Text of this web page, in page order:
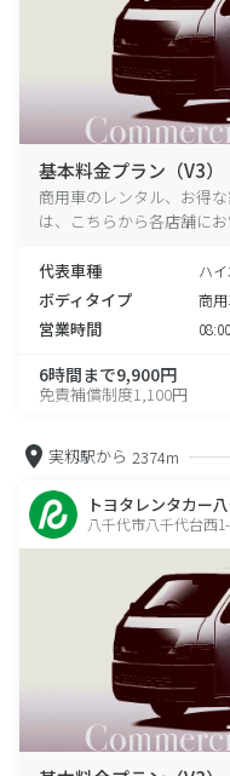
基本料金プラン（V3）
商用車のレンタル、お得
は、こちらから各店舗にお
代表車種 ハ
ボディタイプ 商
営業時間
6時間まで9,900円
免責補償制度1,100円
実籾駅から 2374m
トヨタレンタカー
八千代市八千代台西